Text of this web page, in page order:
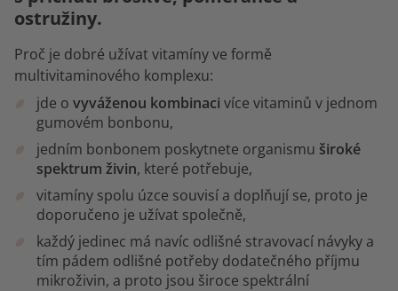
ostružiny.
Proč je dobré užívat vitamíny ve formě
multivitaminového komplexu:
jde o vyváženou kombinaci více vitaminů v jednom
gumovém bonbonu,
jedním bonbonem poskytnete organismu široké
spektrum živin, které potřebuje,
vitamíny spolu úzce souvisí a doplňují se, proto je
doporučeno je užívat společně,
každý jedinec má navíc odlišné stravovací návyky a
tím pádem odlišné potřeby dodatečného příjmu
mikroživin, a proto jsou široce spektrální